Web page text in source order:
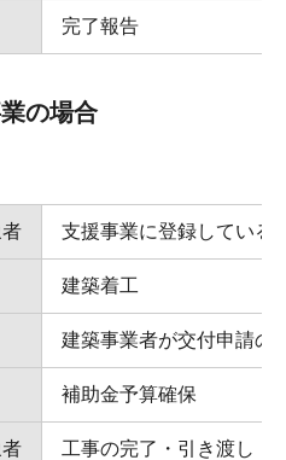
完了報告
の場合
支援事業に登録している
建築着工
建築事業者が交付申請の
補助金予算確保
工事の完了・引き渡し